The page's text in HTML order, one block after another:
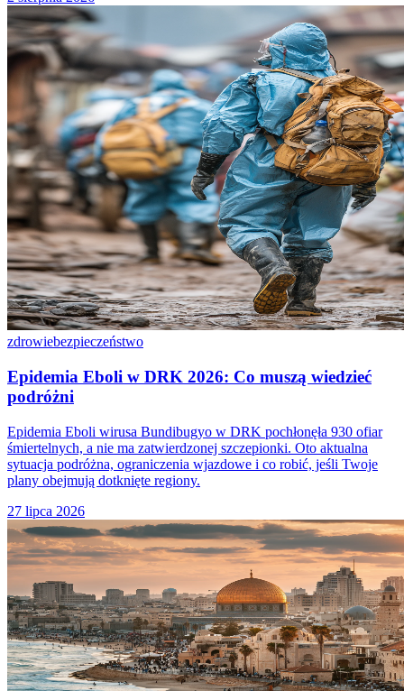
zdrowiebezpieczeństwo
Epidemia Eboli w DRK 2026: Co muszą wiedzieć
podróżni
Epidemia Eboli wirusa Bundibugyo w DRK pochłonęła 930 ofiar
śmiertelnych, a nie ma zatwierdzonej szczepionki. Oto aktualna
sytuacja podróżna, ograniczenia wjazdowe i co robić, jeśli Twoje
plany obejmują dotknięte regiony.
27 lipca 2026